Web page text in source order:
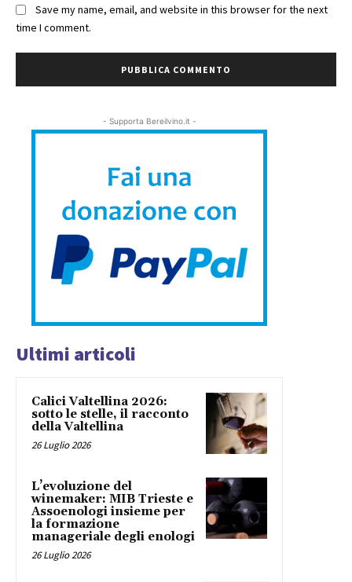
Save my name, email, and website in this browser for the next
time I comment.
- Supporta Bereilvino.it -
Ultimi articoli
Calici Valtellina 2026:
sotto le stelle, il racconto
della Valtellina
26 Luglio 2026
L’evoluzione del
winemaker: MIB Trieste e
Assoenologi insieme per
la formazione
manageriale degli enologi
26 Luglio 2026